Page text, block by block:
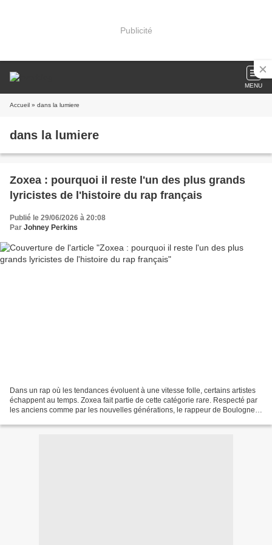
Publicité
MENU
Accueil » dans la lumiere
dans la lumiere
Zoxea : pourquoi il reste l'un des plus grands
lyricistes de l'histoire du rap français
Publié le 29/06/2026 à 20:08
Par Johney Perkins
Dans un rap où les tendances évoluent à une vitesse folle, certains artistes
échappent au temps. Zoxea fait partie de cette catégorie rare. Respecté par
les anciens comme par les nouvelles générations, le rappeur de Boulogne-